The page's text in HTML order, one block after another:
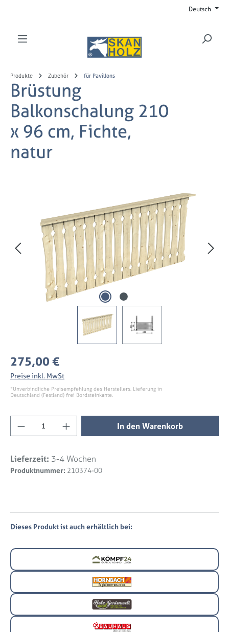
Produkte Zubehör für Pavillons
Brüstung
Balkonschalung 210
x 96 cm, Fichte,
natur
Regulärer Preis:
275,00 €
Preise inkl. MwSt
*Unverbindliche Preisempfehlung des Herstellers. Lieferung in
Deutschland (Festland) frei Bordsteinkante.
Produkt Anzahl: Gib den gewünschten
In den Warenkorb
Lieferzeit: 3-4 Wochen
Produktnummer: 210374-00
Dieses Produkt ist auch erhältlich bei:
Deutsch